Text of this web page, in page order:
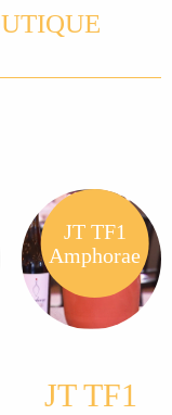
JT TF1
Amphorae
JT TF1